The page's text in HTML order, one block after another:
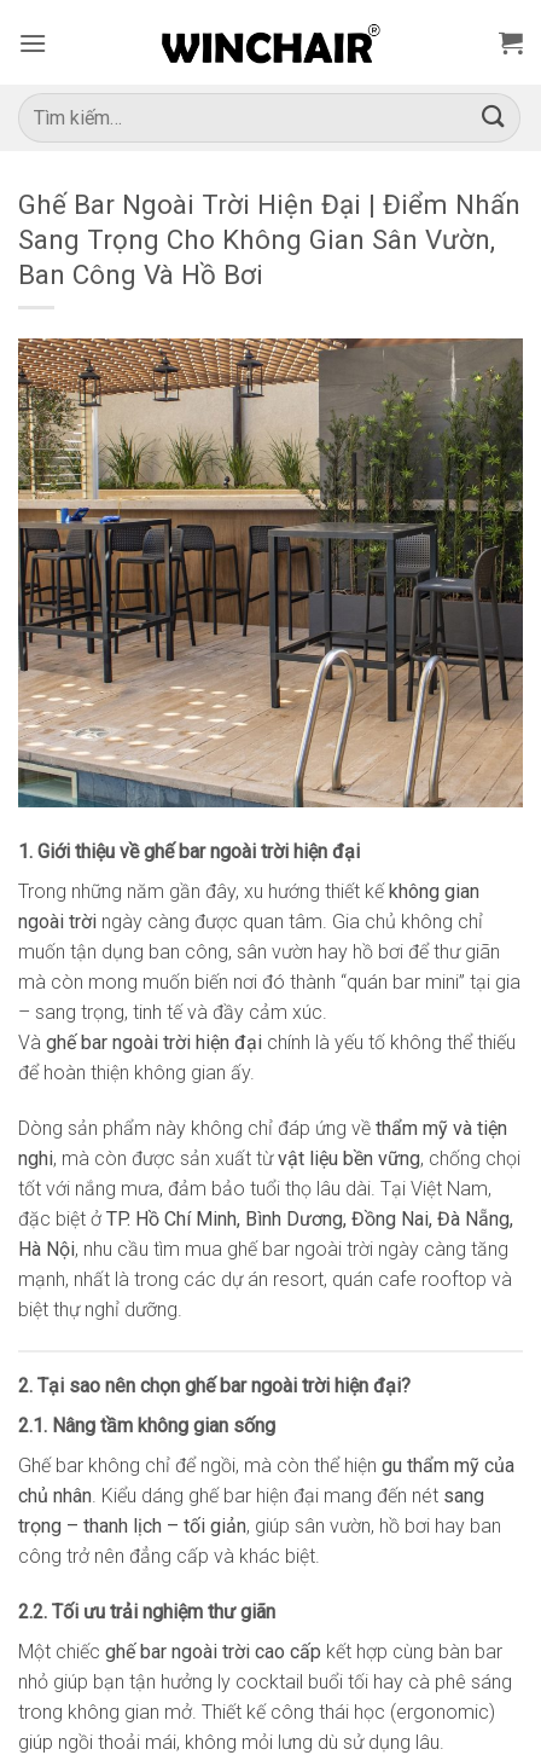
qua
dung
Tìm
kiếm:
Ghế Bar Ngoài Trời Hiện Đại | Điểm Nhấn
Sang Trọng Cho Không Gian Sân Vườn,
Ban Công Và Hồ Bơi
1. Giới thiệu về ghế bar ngoài trời hiện đại
Trong những năm gần đây, xu hướng thiết kế không gian
ngoài trời ngày càng được quan tâm. Gia chủ không chỉ
muốn tận dụng ban công, sân vườn hay hồ bơi để thư giãn
mà còn mong muốn biến nơi đó thành “quán bar mini” tại gia
– sang trọng, tinh tế và đầy cảm xúc.
Và ghế bar ngoài trời hiện đại chính là yếu tố không thể thiếu
để hoàn thiện không gian ấy.
Dòng sản phẩm này không chỉ đáp ứng về thẩm mỹ và tiện
nghi, mà còn được sản xuất từvật liệu bền vững, chống chọi
tốt với nắng mưa, đảm bảo tuổi thọ lâu dài. Tại Việt Nam,
đặc biệt ở TP. Hồ Chí Minh, Bình Dương, Đồng Nai, Đà Nẵng,
Hà Nội, nhu cầu tìm mua ghế bar ngoài trời ngày càng tăng
mạnh, nhất là trong các dự án resort, quán cafe rooftop và
biệt thự nghỉ dưỡng.
2. Tại sao nên chọn ghế bar ngoài trời hiện đại?
2.1. Nâng tầm không gian sống
Ghế bar không chỉ để ngồi, mà còn thể hiện gu thẩm mỹ của
chủ nhân. Kiểu dáng ghế bar hiện đại mang đến nét sang
trọng – thanh lịch – tối giản, giúp sân vườn, hồ bơi hay ban
công trở nên đẳng cấp và khác biệt.
2.2. Tối ưu trải nghiệm thư giãn
Một chiếc ghế bar ngoài trời cao cấp kết hợp cùng bàn bar
nhỏ giúp bạn tận hưởng ly cocktail buổi tối hay cà phê sáng
trong không gian mở. Thiết kế công thái học (ergonomic)
giúp ngồi thoải mái, không mỏi lưng dù sử dụng lâu.